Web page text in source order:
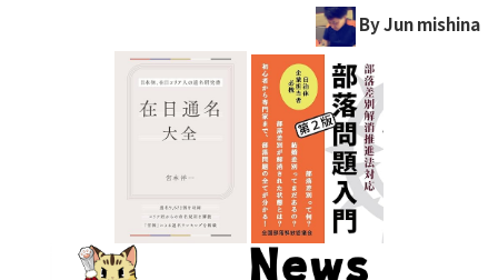
By Jun mishina